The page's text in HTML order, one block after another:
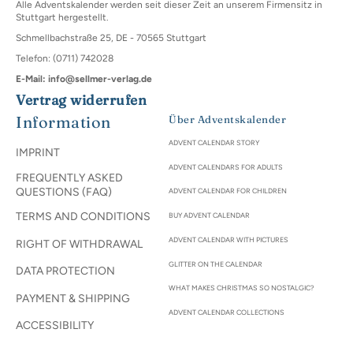
Alle Adventskalender werden seit dieser Zeit an unserem Firmensitz in
Stuttgart hergestellt.
Schmellbachstraße 25, DE - 70565 Stuttgart
Telefon: (0711) 742028
E-Mail: info@sellmer-verlag.de
Vertrag widerrufen
Information
IMPRINT
FREQUENTLY ASKED
QUESTIONS (FAQ)
TERMS AND CONDITIONS
RIGHT OF WITHDRAWAL
DATA PROTECTION
PAYMENT & SHIPPING
ACCESSIBILITY
Über Adventskalender
ADVENT CALENDAR STORY
ADVENT CALENDARS FOR ADULTS
ADVENT CALENDAR FOR CHILDREN
BUY ADVENT CALENDAR
ADVENT CALENDAR WITH PICTURES
GLITTER ON THE CALENDAR
WHAT MAKES CHRISTMAS SO NOSTALGIC?
ADVENT CALENDAR COLLECTIONS